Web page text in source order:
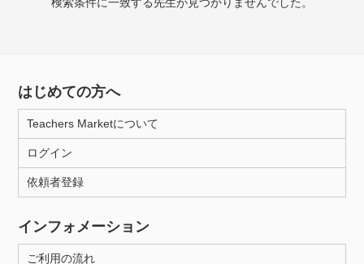
月曜日 火曜日
所属大学
距離：15km以内
はじめての方へ
Teachers Marketについて
ログイン
依頼者登録
インフォメーション
ご利用の流れ